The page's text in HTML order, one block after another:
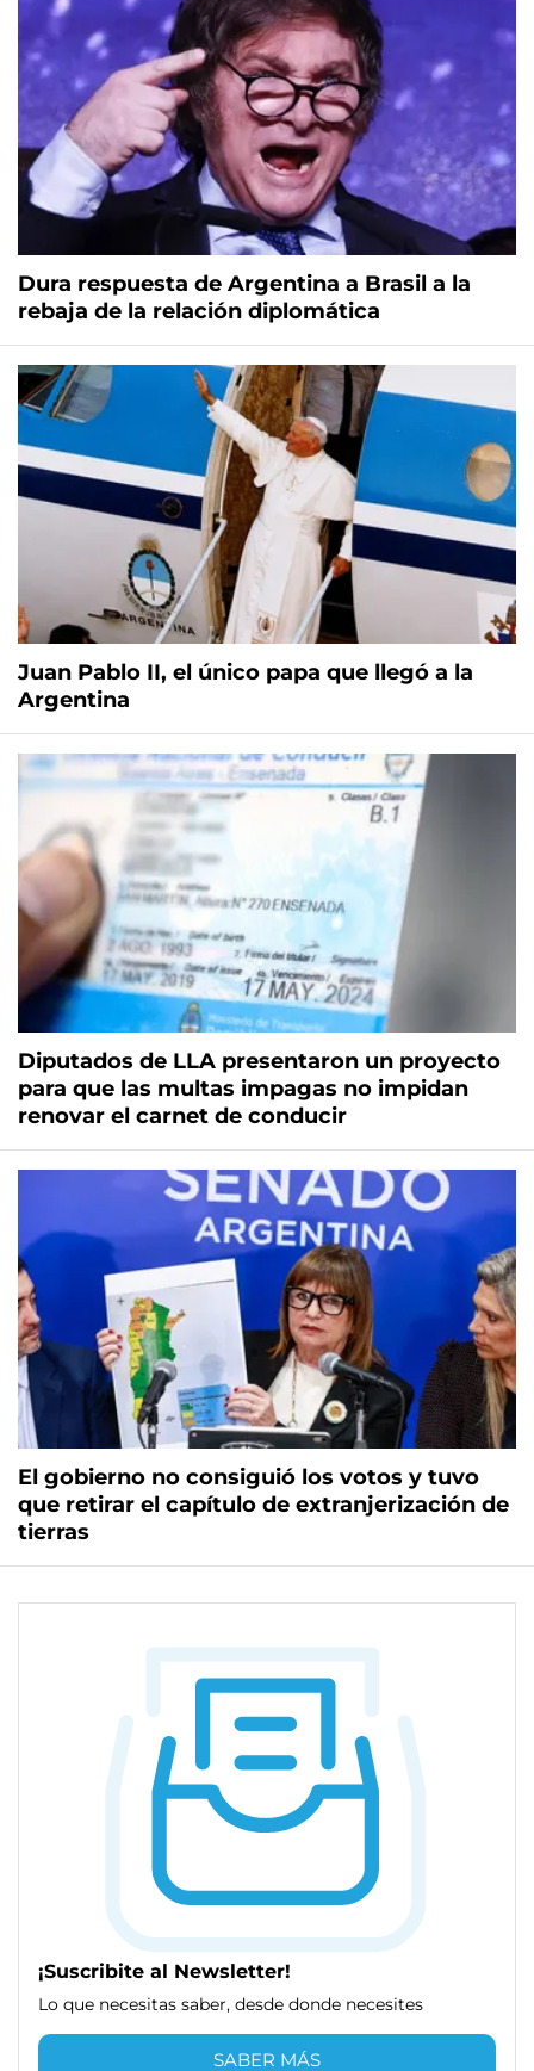
Dura respuesta de Argentina a Brasil a la
rebaja de la relación diplomática
Juan Pablo II, el único papa que llegó a la
Argentina
Diputados de LLA presentaron un proyecto
para que las multas impagas no impidan
renovar el carnet de conducir
El gobierno no consiguió los votos y tuvo
que retirar el capítulo de extranjerización de
tierras
¡Suscribite al Newsletter!
Lo que necesitas saber, desde donde necesites
SABER MÁS